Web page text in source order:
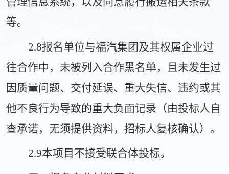
等。
2.8报名单位与福汽集团及其权属企业过
往合作中，未被列入合作黑名单，且未发生过
因质量问题、交付延误、重大失信、违约或其
他不良行为导致的重大负面记录（由投标人自
查承诺，无须提供资料，招标 人复核确认）。
2.9本项目不接受联合体投标。